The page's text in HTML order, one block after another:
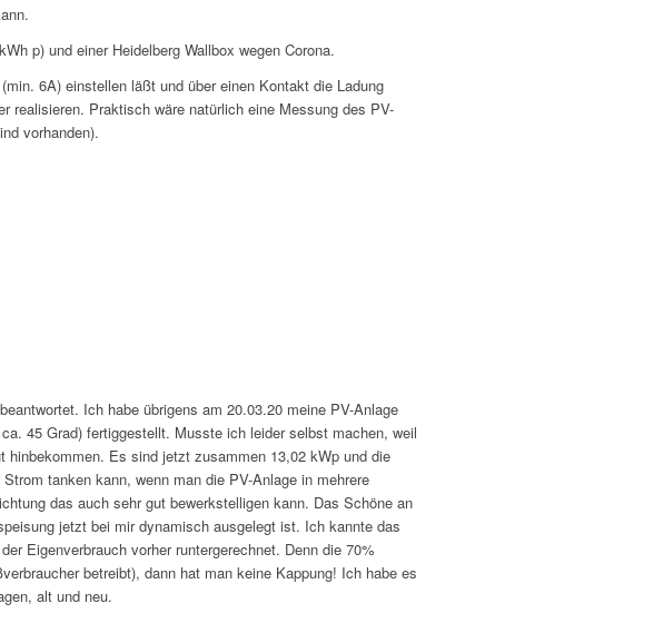
p) und einer Heidelberg Wallbox wegen Corona.
6A) einstellen läßt und über einen Kontakt die Ladung
realisieren. Praktisch wäre natürlich eine Messung des PV-
vorhanden).
Ich habe übrigens am 20.03.20 meine PV-Anlage
45 Grad) fertiggestellt. Musste ich leider selbst machen, weil
Es sind jetzt zusammen 13,02 kWp und die
tanken kann, wenn man die PV-Anlage in mehrere
das auch sehr gut bewerkstelligen kann. Das Schöne an
jetzt bei mir dynamisch ausgelegt ist. Ich kannte das
Eigenverbrauch vorher runtergerechnet. Denn die 70%
betreibt), dann hat man keine Kappung! Ich habe es
alt und neu.